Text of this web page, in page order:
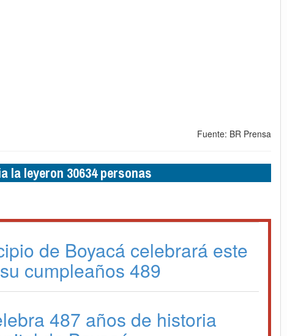
Fuente: BR Prensa
la leyeron 30634 personas
de Boyacá celebrará este
cumpleaños 489
487 años de historia